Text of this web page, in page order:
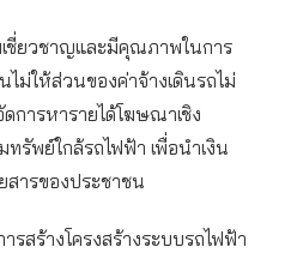
ชี่ยวชาญและมีคุณภาพในการ
ม่ให้ส่วนของค่าจ้างเดินรถไม่
การหารายได้โฆษณาเชิง
พย์ใกล้รถไฟฟ้า เพื่อนำเงิน
สารของประชาชน
รสร้างโครงสร้างระบบรถไฟฟ้า